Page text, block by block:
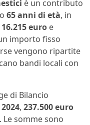
è un contributo
65 anni di età, in
euro e
importo fisso
vengono ripartite
bandi locali con
di Bilancio
, 237.500 euro
. Le somme sono